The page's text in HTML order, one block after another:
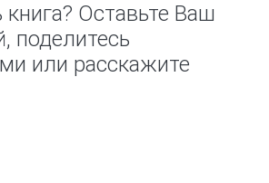
Оставьте Ваш
поделитесь
или расскажите